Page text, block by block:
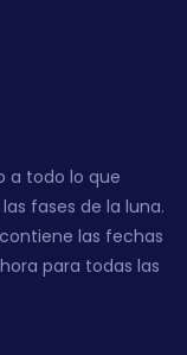
a todo lo que
fases de la luna.
las fechas
para todas las